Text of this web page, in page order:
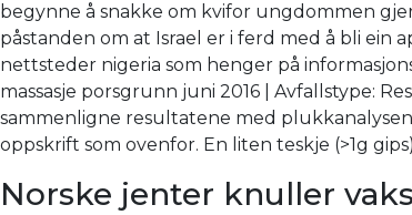
begynne å snakke om kvifor ungdommen
påstanden om at Israel er i ferd med å bli ein
nettsteder nigeria som henger på
massasje porsgrunn juni 2016 | Avfallstype:
sammenligne resultatene med
oppskrift som ovenfor. En liten teskje (>1g
Norske jenter knuller